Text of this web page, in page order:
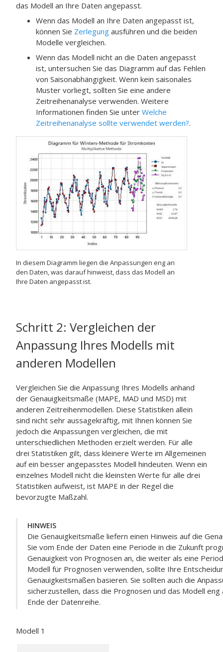
das Modell an Ihre Daten angepasst.
Wenn das Modell an Ihre Daten angepasst ist,
können Sie Zerlegung ausführen und die beiden
Modelle vergleichen.
Wenn das Modell nicht an die Daten angepasst
ist, untersuchen Sie das Diagramm auf das Fehlen
von Saisonabhängigkeit. Wenn kein saisonales
Muster vorliegt, sollten Sie eine andere
Zeitreihenanalyse verwenden. Weitere
Informationen finden Sie unter Welche
Zeitreihenanalyse sollte verwendet werden?.
In diesem Diagramm liegen die Anpassungen eng an
den Daten, was darauf hinweist, dass das Modell an
Ihre Daten angepasst ist.
Schritt 2: Vergleichen der
Anpassung Ihres Modells mit
anderen Modellen
Vergleichen Sie die Anpassung Ihres Modells anhand
der Genauigkeitsmaße (MAPE, MAD und MSD) mit
anderen Zeitreihenmodellen. Diese Statistiken allein
sind nicht sehr aussagekräftig, mit Ihnen können Sie
jedoch die Anpassungen vergleichen, die mit
unterschiedlichen Methoden erzielt werden. Für alle
drei Statistiken gilt, dass kleinere Werte im Allgemeinen
auf ein besser angepasstes Modell hindeuten. Wenn ein
einzelnes Modell nicht die kleinsten Werte für alle drei
Statistiken aufweist, ist MAPE in der Regel die
bevorzugte Maßzahl.
HINWEIS
Die Genauigkeitsmaße liefern einen Hinweis auf die
Sie vom Ende der Daten eine Periode in die Zukunft
Genauigkeit von Prognosen an, die weiter als eine
Modell für Prognosen verwenden, sollte Ihre
Genauigkeitsmaßen basieren. Sie sollten auch die
sicherzustellen, dass die Prognosen und das Modell
Ende der Datenreihe.
Modell 1